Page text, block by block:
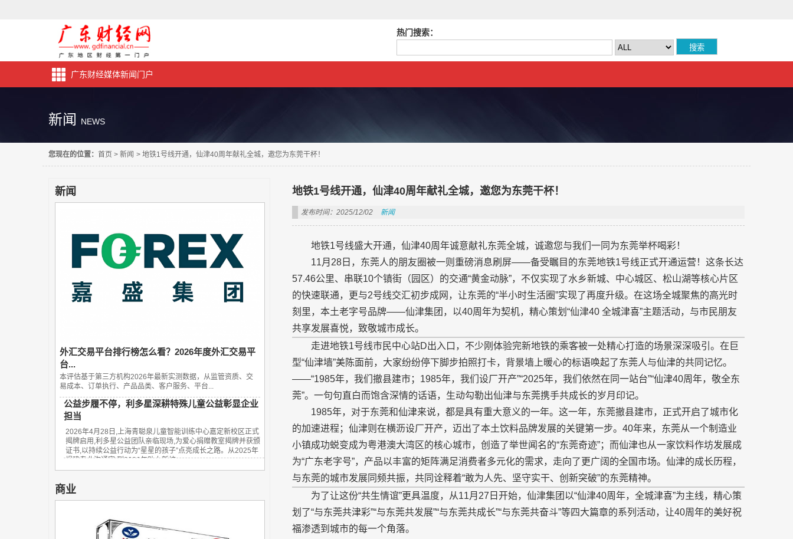
热门搜索：
广东财经媒体新闻门户
新闻 NEWS
您现在的位置： 首页 > 新闻 > 地铁1号线开通，仙津40周年献礼全城，邀您为东莞干杯！
新闻
外汇交易平台排行榜怎么看？2026年度外汇交易平
台...
本评估基于第三方机构2026年最新实测数据，从监管资质、交
易成本、订单执行、产品品类、客户服务、平台...
公益步履不停，利多星深耕特殊儿童公益彰显企业
担当
2026年4月28日,上海青聪泉儿童智能训练中心嘉定新校区正式
揭牌启用,利多星公益团队亲临现场,为爱心捐赠教室揭牌并获颁
证书,以持续公益行动为“星星的孩子”点亮成长之路。从2025年
捐建专业沟通室,到2026年助力新校...
商业
地铁1号线开通，仙津40周年献礼全城，邀您为东莞干杯！
发布时间：2025/12/02 新闻
地铁1号线盛大开通，仙津40周年诚意献礼东莞全城，诚邀您与我们一同为东莞举杯喝彩！
11月28日，东莞人的朋友圈被一则重磅消息刷屏——备受瞩目的东莞地铁1号线正式开通运营！这条长达
57.46公里、串联10个镇街（园区）的交通“黄金动脉”，不仅实现了水乡新城、中心城区、松山湖等核心片区
的快速联通，更与2号线交汇初步成网，让东莞的“半小时生活圈”实现了再度升级。在这场全城聚焦的高光时
刻里，本土老字号品牌——仙津集团，以40周年为契机，精心策划“仙津40 全城津喜”主题活动，与市民朋友
共享发展喜悦，致敬城市成长。
走进地铁1号线市民中心站D出入口，不少刚体验完新地铁的乘客被一处精心打造的场景深深吸引。在巨
型“仙津墙”美陈面前，大家纷纷停下脚步拍照打卡，背景墙上暖心的标语唤起了东莞人与仙津的共同记忆。
——“1985年，我们撤县建市；1985年，我们设厂开产”“2025年，我们依然在同一站台”“仙津40周年，敬全东
莞”。一句句直白而饱含深情的话语，生动勾勒出仙津与东莞携手共成长的岁月印记。
1985年，对于东莞和仙津来说，都是具有重大意义的一年。这一年，东莞撤县建市，正式开启了城市化
的加速进程；仙津则在横沥设厂开产，迈出了本土饮料品牌发展的关键第一步。40年来，东莞从一个制造业
小镇成功蜕变成为粤港澳大湾区的核心城市，创造了举世闻名的“东莞奇迹”；而仙津也从一家饮料作坊发展成
为“广东老字号”，产品以丰富的矩阵满足消费者多元化的需求，走向了更广阔的全国市场。仙津的成长历程，
与东莞的城市发展同频共振，共同诠释着“敢为人先、坚守实干、创新突破”的东莞精神。
为了让这份“共生情谊”更具温度，从11月27日开始，仙津集团以“仙津40周年，全城津喜”为主线，精心策
划了“与东莞共津彩”“与东莞共发展”“与东莞共成长”“与东莞共奋斗”等四大篇章的系列活动，让40周年的美好祝
福渗透到城市的每一个角落。